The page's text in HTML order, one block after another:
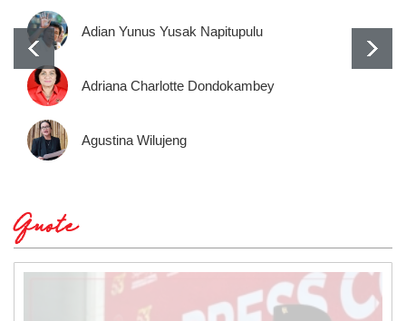
Adian Yunus Yusak Napitupulu
Adriana Charlotte Dondokambey
Agustina Wilujeng
Quote